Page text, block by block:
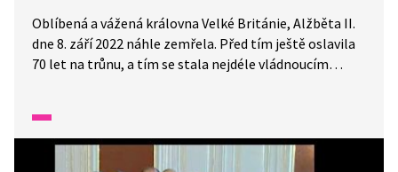
Oblíbená a vážená královna Velké Británie, Alžběta II.
dne 8. září 2022 náhle zemřela. Před tím ještě oslavila
70 let na trůnu, a tím se stala nejdéle vládnoucím
České republiky. Víte, že si i zahrála v pár filmech?